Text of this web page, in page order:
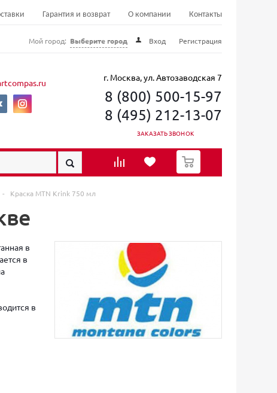
Гарантия и возврат О компании Контакты
Мой город: Выберите город Вход Регистрация
г. Москва, ул. Автозаводская 7
8 (800) 500-15-97
8 (495) 212-13-07
ЗАКАЗАТЬ ЗВОНОК
0
- Краска MTN Krink 750 мл
в
в
в